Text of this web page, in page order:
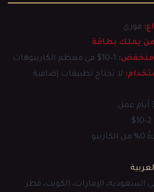
فوري
يملك بطاقة
منخفض:
لا تحتاج تطبيقات إضافية
السعودية، الإمارات، الكويت، قطر